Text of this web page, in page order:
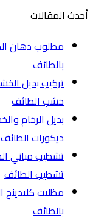
أحدث المقالات
بالطائف
خشب الطائف
ديكورات الطائف
تشطيب الطائف
بالطائف